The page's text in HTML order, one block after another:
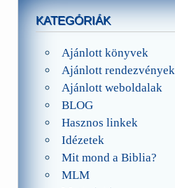
KATEGÓRIÁK
Ajánlott könyvek
Ajánlott rendezvények
Ajánlott weboldalak
BLOG
Hasznos linkek
Idézetek
Mit mond a Biblia?
MLM